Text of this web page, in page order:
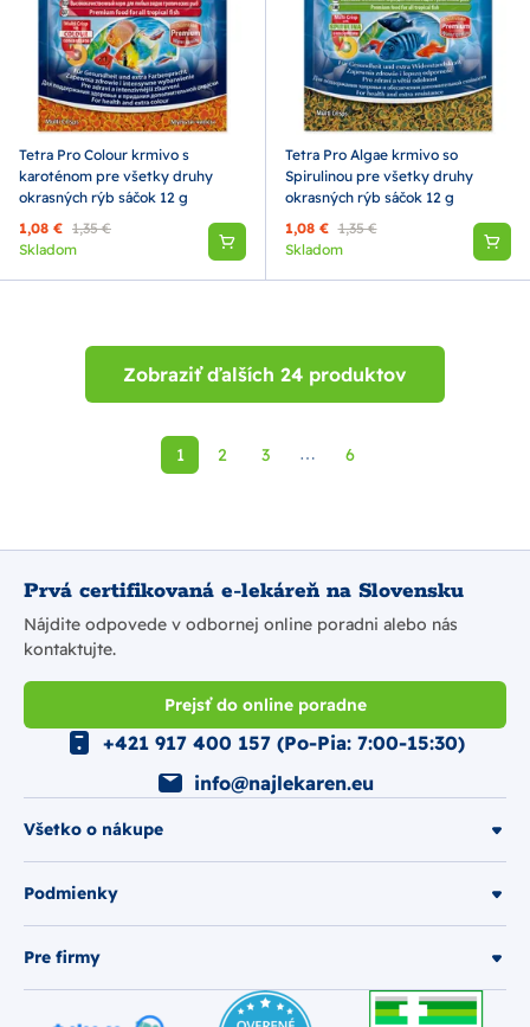
Tetra Pro Colour krmivo s
karoténom pre všetky druhy
okrasných rýb sáčok 12 g
1,08 € 1,35 €
Skladom
Tetra Pro Algae krmivo so
Spirulinou pre všetky druhy
okrasných rýb sáčok 12 g
1,08 € 1,35 €
Skladom
Zobraziť ďalších 24 produktov
1 2 3 ⋯ 6
Prvá certifikovaná e-lekáreň na Slovensku
Nájdite odpovede v odbornej online poradni alebo nás
kontaktujte.
Prejsť do online poradne
Všetko o nákupe
Podmienky
Pre firmy
+421 917 400 157 (Po-Pia: 7:00-15:30)
info@najlekaren.eu